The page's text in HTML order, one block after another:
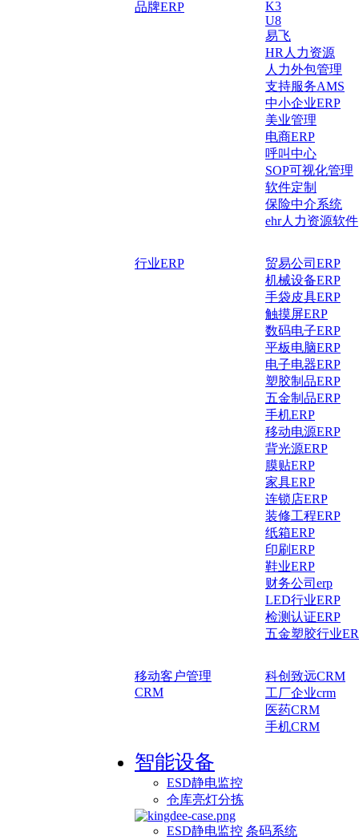
品牌ERP
K3
U8
易飞
HR人力资源
人力外包管理
支持服务AMS
中小企业ERP
美业管理
电商ERP
呼叫中心
SOP可视化管理
软件定制
保险中介系统
ehr人力资源软件
行业ERP
贸易公司ERP
机械设备ERP
手袋皮具ERP
触摸屏ERP
数码电子ERP
平板电脑ERP
电子电器ERP
塑胶制品ERP
五金制品ERP
手机ERP
移动电源ERP
背光源ERP
膜贴ERP
家具ERP
连锁店ERP
装修工程ERP
纸箱ERP
印刷ERP
鞋业ERP
财务公司erp
LED行业ERP
检测认证ERP
五金塑胶行业
移动客户管理
CRM
科创致远CRM
工厂企业crm
医药CRM
手机CRM
智能设备
ESD静电监控
仓库亮灯分拣
ESD静电监控 条码系统